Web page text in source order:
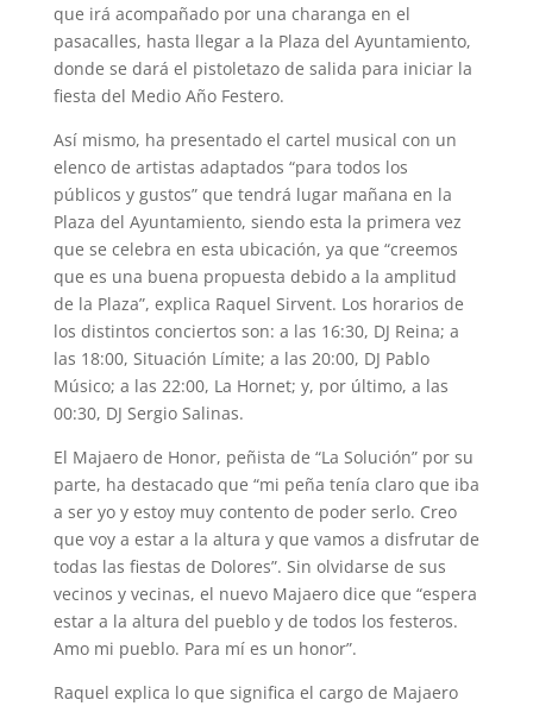
que irá acompañado por una charanga en el
pasacalles, hasta llegar a la Plaza del Ayuntamiento,
donde se dará el pistoletazo de salida para iniciar la
fiesta del Medio Año Festero.
Así mismo, ha presentado el cartel musical con un
elenco de artistas adaptados “para todos los
públicos y gustos” que tendrá lugar mañana en la
Plaza del Ayuntamiento, siendo esta la primera vez
que se celebra en esta ubicación, ya que “creemos
que es una buena propuesta debido a la amplitud
de la Plaza”, explica Raquel Sirvent. Los horarios de
los distintos conciertos son: a las 16:30, DJ Reina; a
las 18:00, Situación Límite; a las 20:00, DJ Pablo
Músico; a las 22:00, La Hornet; y, por último, a las
00:30, DJ Sergio Salinas.
El Majaero de Honor, peñista de “La Solución” por su
parte, ha destacado que “mi peña tenía claro que iba
a ser yo y estoy muy contento de poder serlo. Creo
que voy a estar a la altura y que vamos a disfrutar de
todas las fiestas de Dolores”. Sin olvidarse de sus
vecinos y vecinas, el nuevo Majaero dice que “espera
estar a la altura del pueblo y de todos los festeros.
Amo mi pueblo. Para mí es un honor”.
Raquel explica lo que significa el cargo de Majaero